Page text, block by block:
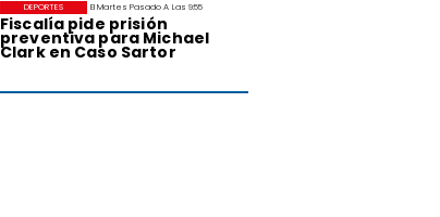
El Martes Pasado A Las 9:55
Fiscalía pide prisión
preventiva para Michael
Clark en Caso Sartor
DEPORTES